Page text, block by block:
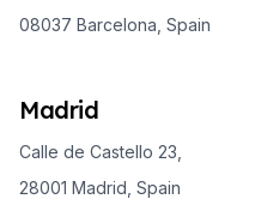
08037 Barcelona, Spain
Madrid
Calle de Castello 23,
28001 Madrid, Spain